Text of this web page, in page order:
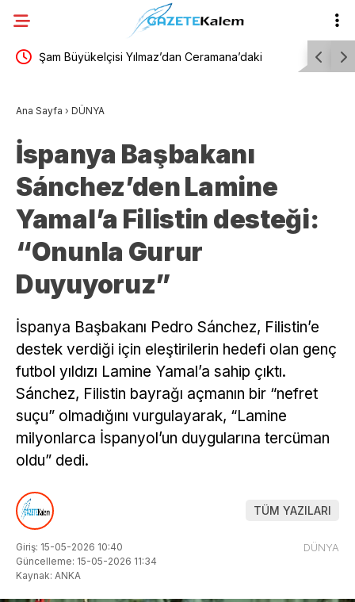
Şam Büyükelçisi Yılmaz’dan Ceramana’daki
Ana Sayfa › DÜNYA
İspanya Başbakanı
Sánchez’den Lamine
Yamal’a Filistin desteği:
“Onunla Gurur
Duyuyoruz”
İspanya Başbakanı Pedro Sánchez, Filistin’e
destek verdiği için eleştirilerin hedefi olan genç
futbol yıldızı Lamine Yamal’a sahip çıktı.
Sánchez, Filistin bayrağı açmanın bir “nefret
suçu” olmadığını vurgulayarak, “Lamine
milyonlarca İspanyol’un duygularına tercüman
oldu” dedi.
TÜM YAZILARI
Giriş: 15-05-2026 10:40
Güncelleme: 15-05-2026 11:34
Kaynak: ANKA
DÜNYA